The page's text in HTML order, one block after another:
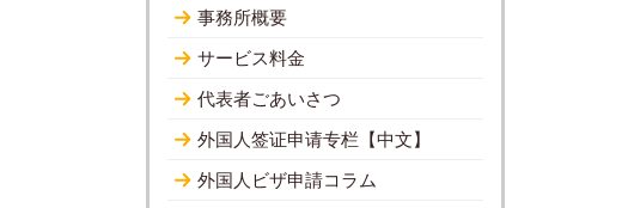
事務所概要
サービス料金
代表者ごあいさつ
外国人签证申请专栏【中文】
外国人ビザ申請コラム